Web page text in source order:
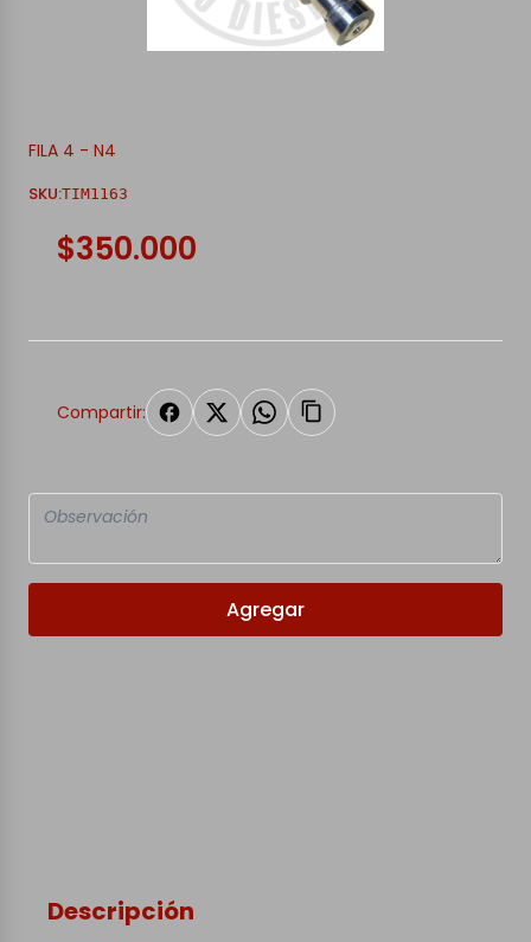
FILA 4 - N4
SKU:TIM1163
$350.000
Compartir:
Agregar
Descripción